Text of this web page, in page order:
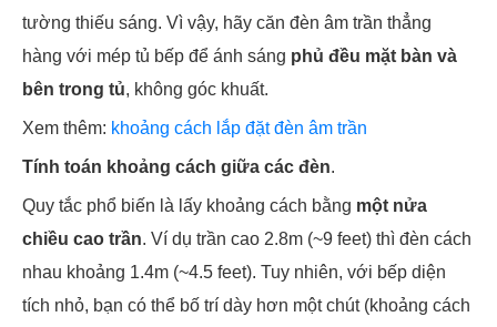
tường thiếu sáng. Vì vậy, hãy căn đèn âm trần thẳng
hàng với mép tủ bếp để ánh sáng phủ đều mặt bàn và
bên trong tủ, không góc khuất.
Xem thêm: khoảng cách lắp đặt đèn âm trần
Tính toán khoảng cách giữa các đèn.
Quy tắc phổ biến là lấy khoảng cách bằng một nửa
chiều cao trần. Ví dụ trần cao 2.8m (~9 feet) thì đèn cách
nhau khoảng 1.4m (~4.5 feet). Tuy nhiên, với bếp diện
tích nhỏ, bạn có thể bố trí dày hơn một chút (khoảng cách